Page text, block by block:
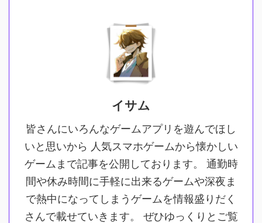
イサム
皆さんにいろんなゲームアプリを遊んでほし
いと思いから 人気スマホゲームから懐かしい
ゲームまで記事を公開しております。 通勤時
間や休み時間に手軽に出来るゲームや深夜ま
で熱中になってしまうゲームを情報盛りだく
さんで載せていきます。 ぜひゆっくりとご覧